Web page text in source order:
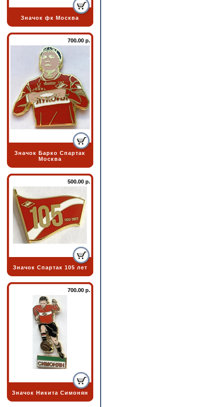
Значок фк Москва
700.00 р.
Значок Барко Спартак
Москва
500.00 р.
Значок Спартак 105 лет
700.00 р.
Значок Никита Симонян